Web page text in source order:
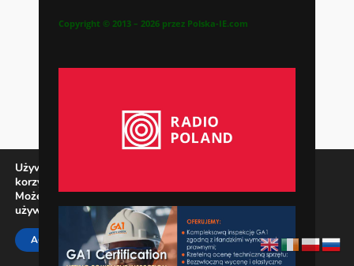
Używamy ciasteczek, aby zapewnić najlepszą jakość
korzystania z naszej witryny.
Możesz dowiedzieć się więcej o tym, jakich ciasteczek
używamy, lub wyłączyć je wustawieniach.
ACCEPT REJECT SETTINGS Zamknij panel
Copyright © 2013 – 2026 przez Polska-IE.com